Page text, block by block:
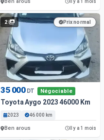
Ben arous Il y a 1 mois
2 Prix normal
35 000 DT Négociable
Toyota Aygo 2023 46000 Km
2023 46 000 km
Ben arous Il y a 1 mois